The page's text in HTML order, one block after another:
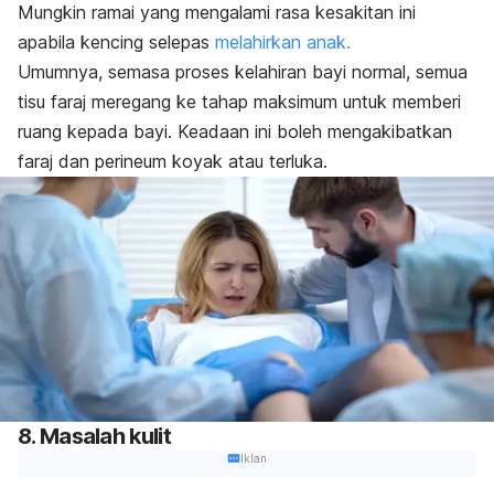
Mungkin ramai yang mengalami rasa kesakitan ini
apabila kencing selepas melahirkan anak.
Umumnya, semasa proses kelahiran bayi normal, semua
tisu faraj meregang ke tahap maksimum untuk memberi
ruang kepada bayi. Keadaan ini boleh mengakibatkan
faraj dan perineum koyak atau terluka.
8. Masalah kulit
Iklan